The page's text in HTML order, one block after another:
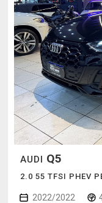
AUDI Q5
2.0 55 TFSI PHEV
2022/2022